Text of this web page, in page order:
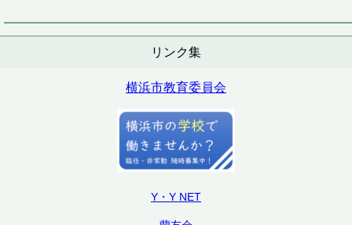
リンク集
横浜市教育委員会
Y・Y NET